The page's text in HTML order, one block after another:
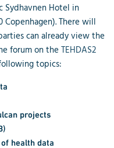
Sydhavnen Hotel in
Copenhagen). There will
can already view the
forum on theTEHDAS2
topics:
projects
health data